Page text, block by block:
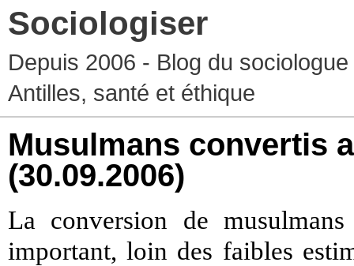
Sociologiser
Depuis 2006 - Blog du
Antilles, santé et éthique
Musulmans convertis
(30.09.2006)
La conversion de
important, loin des faibles